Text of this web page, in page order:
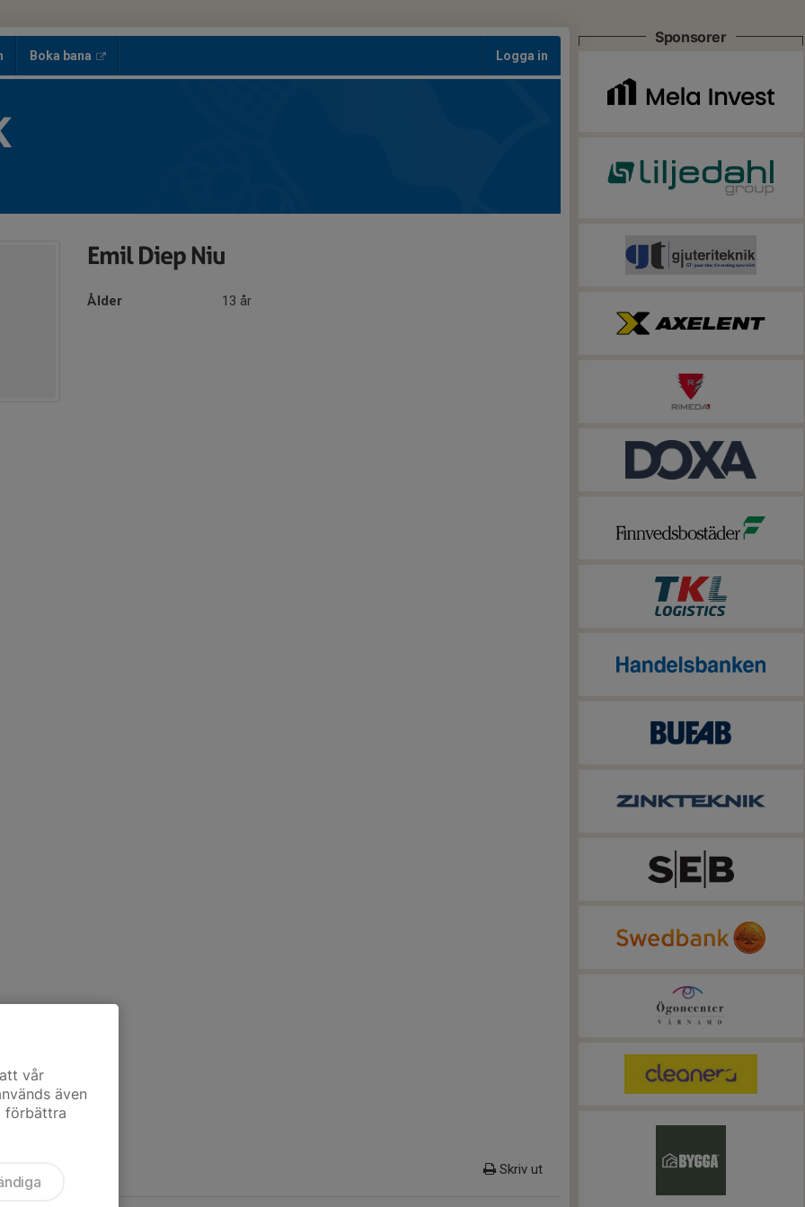
Boka bana Logga in
Emil Diep Niu
Ålder 13 år
Skriv ut
Sponsorer
vår
även
förbättra